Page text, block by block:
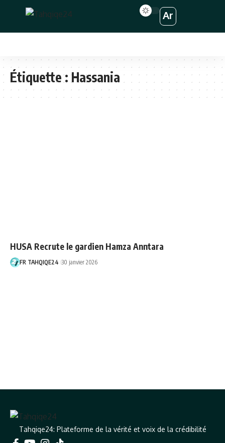
Ar
Étiquette :Hassania
HUSA Recrute le gardien Hamza Anntara
FR TAHQIQE24 30 janvier 2026
Tahqiqe24: Plateforme de la vérité et voix de la crédibilité